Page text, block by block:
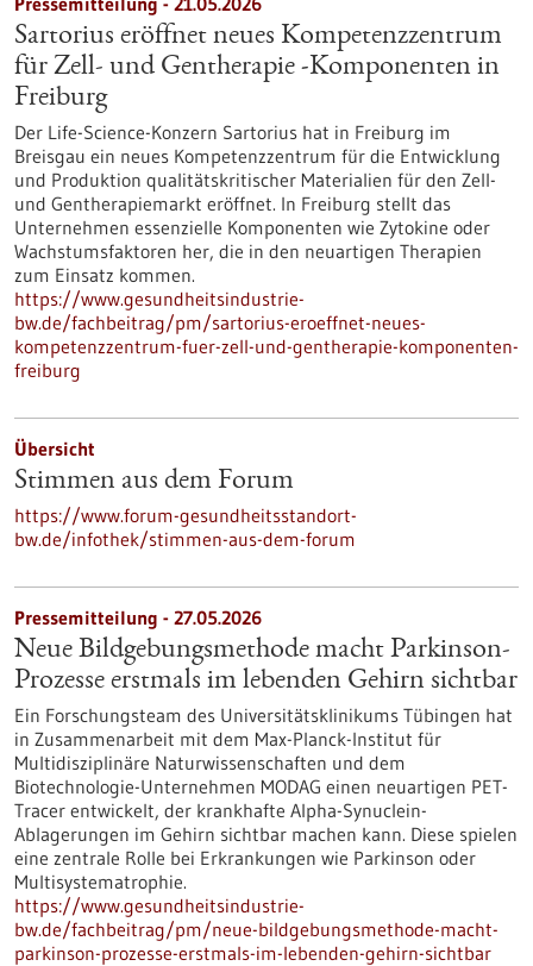
Sartorius eröffnet neues Kompetenzzentrum
für Zell- und Gentherapie ‑Komponenten in
Freiburg
Der Life-Science-Konzern Sartorius hat in Freiburg im
Breisgau ein neues Kompetenzzentrum für die Entwicklung
und Produktion qualitätskritischer Materialien für den Zell-
und Gentherapiemarkt eröffnet. In Freiburg stellt das
Unternehmen essenzielle Komponenten wie Zytokine oder
Wachstumsfaktoren her, die in den neuartigen Therapien
zum Einsatz kommen.
https://www.gesundheitsindustrie-
bw.de/fachbeitrag/pm/sartorius-eroeffnet-neues-
kompetenzzentrum-fuer-zell-und-gentherapie-komponenten-
freiburg
Übersicht
Stimmen aus dem Forum
https://www.forum-gesundheitsstandort-
bw.de/infothek/stimmen-aus-dem-forum
Pressemitteilung - 27.05.2026
Neue Bildgebungsmethode macht Parkinson-
Prozesse erstmals im lebenden Gehirn sichtbar
Ein Forschungsteam des Universitätsklinikums Tübingen hat
in Zusammenarbeit mit dem Max-Planck-Institut für
Multidisziplinäre Naturwissenschaften und dem
Biotechnologie-Unternehmen MODAG einen neuartigen PET-
Tracer entwickelt, der krankhafte Alpha-Synuclein-
Ablagerungen im Gehirn sichtbar machen kann. Diese spielen
eine zentrale Rolle bei Erkrankungen wie Parkinson oder
Multisystematrophie.
https://www.gesundheitsindustrie-
bw.de/fachbeitrag/pm/neue-bildgebungsmethode-macht-
parkinson-prozesse-erstmals-im-lebenden-gehirn-sichtbar